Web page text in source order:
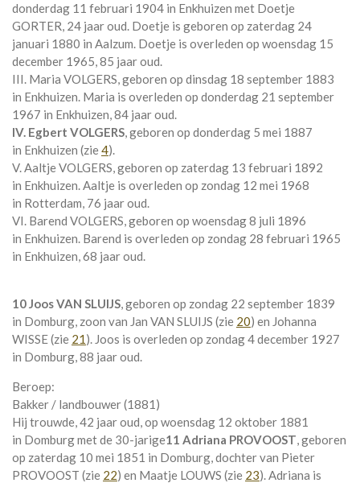
donderdag 11 februari 1904 in Enkhuizen met Doetje
GORTER, 24 jaar oud. Doetje is geboren op zaterdag 24
januari 1880 in Aalzum. Doetje is overleden op woensdag 15
december 1965, 85 jaar oud.
III. Maria VOLGERS, geboren op dinsdag 18 september 1883
in Enkhuizen. Maria is overleden op donderdag 21 september
1967 in Enkhuizen, 84 jaar oud.
IV. Egbert VOLGERS, geboren op donderdag 5 mei 1887
in Enkhuizen (zie4).
V. Aaltje VOLGERS, geboren op zaterdag 13 februari 1892
in Enkhuizen. Aaltje is overleden op zondag 12 mei 1968
in Rotterdam, 76 jaar oud.
VI. Barend VOLGERS, geboren op woensdag 8 juli 1896
in Enkhuizen. Barend is overleden op zondag 28 februari 1965
in Enkhuizen, 68 jaar oud.
10 Joos VAN SLUIJS, geboren op zondag 22 september 1839
in Domburg, zoon van Jan VAN SLUIJS (zie 20) en Johanna
WISSE (zie 21). Joos is overleden op zondag 4 december 1927
in Domburg, 88 jaar oud.
Beroep:
Bakker / landbouwer (1881)
Hij trouwde, 42 jaar oud, op woensdag 12 oktober 1881
in Domburgmet de 30-jarige11 Adriana PROVOOST, geboren
op zaterdag 10 mei 1851 in Domburg, dochter van Pieter
PROVOOST (zie 22) en Maatje LOUWS (zie 23). Adriana is